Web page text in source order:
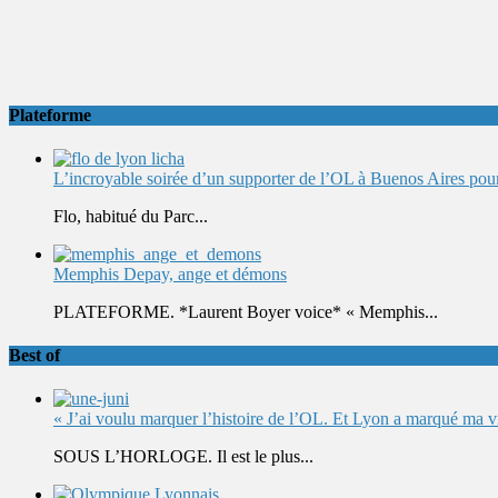
Plateforme
L’incroyable soirée d’un supporter de l’OL à Buenos Aires
Flo, habitué du Parc...
Memphis Depay, ange et démons
PLATEFORME. *Laurent Boyer voice* « Memphis...
Best of
« J’ai voulu marquer l’histoire de l’OL. Et Lyon a marqué ma
SOUS L’HORLOGE. Il est le plus...